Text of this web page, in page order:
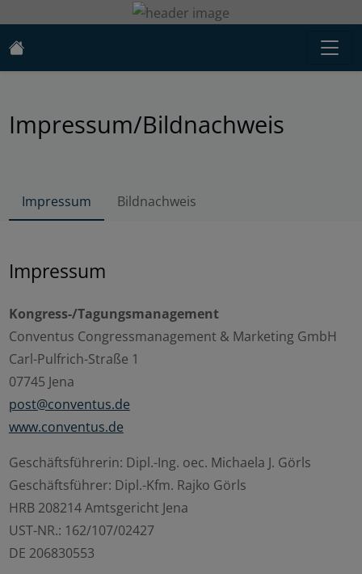
Impressum/Bildnachweis
Impressum Bildnachweis
Impressum
Kongress-/Tagungsmanagement
Conventus Congressmanagement & Marketing GmbH
Carl-Pulfrich-Straße 1
07745 Jena
post@conventus.de
www.conventus.de
Geschäftsführerin: Dipl.-Ing. oec. Michaela J. Görls
Geschäftsführer: Dipl.-Kfm. Rajko Görls
HRB 208214 Amtsgericht Jena
UST-NR.: 162/107/02427
DE 206830553